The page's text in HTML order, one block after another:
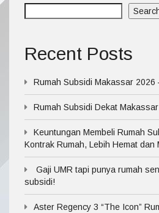
Recent Posts
Rumah Subsidi Makassar 2026
Rumah Subsidi Dekat
Keuntungan Membeli Rumah
Kontrak Rumah, Lebih Hemat dan
Gaji UMR tapi punya rumah
subsidi!
Aster Regency 3 “The Icon”